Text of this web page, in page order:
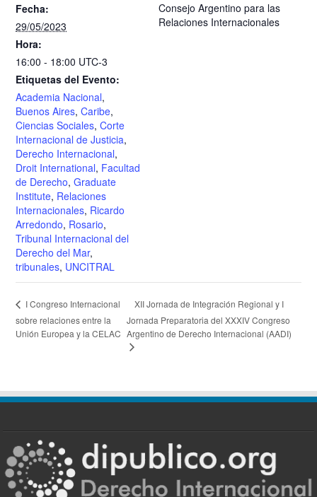
Fecha:
29/05/2023
Hora:
16:00 - 18:00 UTC-3
Etiquetas del Evento:
Academia Nacional,
Buenos Aires,Caribe,
Ciencias Sociales,Corte
Internacional de Justicia,
Derecho Internacional,
Droit International, Facultad
de Derecho,Graduate
Institute, Relaciones
Internacionales, Ricardo
Arredondo, Rosario,
Tribunal Internacional del
Derecho del Mar,
tribunales, UNCITRAL
Consejo Argentino para las
Relaciones Internacionales
I Congreso Internacional
sobre relaciones entre la
Unión Europea y la CELAC
XII Jornada de Integración Regional y I
Jornada Preparatoria del XXXIV Congreso
Argentino de Derecho Internacional (AADI)